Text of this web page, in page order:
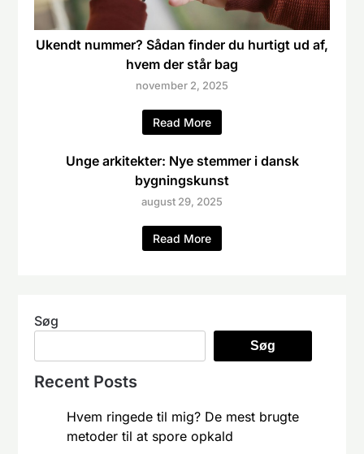
Ukendt nummer? Sådan finder du hurtigt ud af,
hvem der står bag
november 2, 2025
Read More
Unge arkitekter: Nye stemmer i dansk
bygningskunst
august 29, 2025
Read More
Søg
Søg
Recent Posts
Hvem ringede til mig? De mest brugte
metoder til at spore opkald